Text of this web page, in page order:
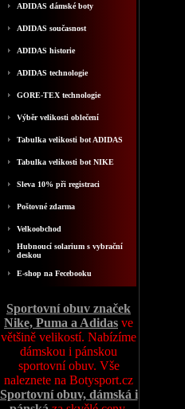
ADIDAS dámské boty
ADIDAS současnost
ADIDAS historie
ADIDAS technologie
GORE-TEX technologie
Výběr velikosti oblečení
Tabulka velikosti bot ADIDAS
Tabulka velikosti bot NIKE
Sleva 10% při registraci
Poštovné zdarma
Velkoobchod
Hubnoucí solarium s vybrační
deskou
E-shop na Fecebooku
Sportovní obuv značek
Nike, Puma a Adidas ve
většině velikostí. Nabízíme
dámskou i pánskou
sportovní obuv. Vše
naleznete na Botysport.cz
Sportovní obuv, dámská i